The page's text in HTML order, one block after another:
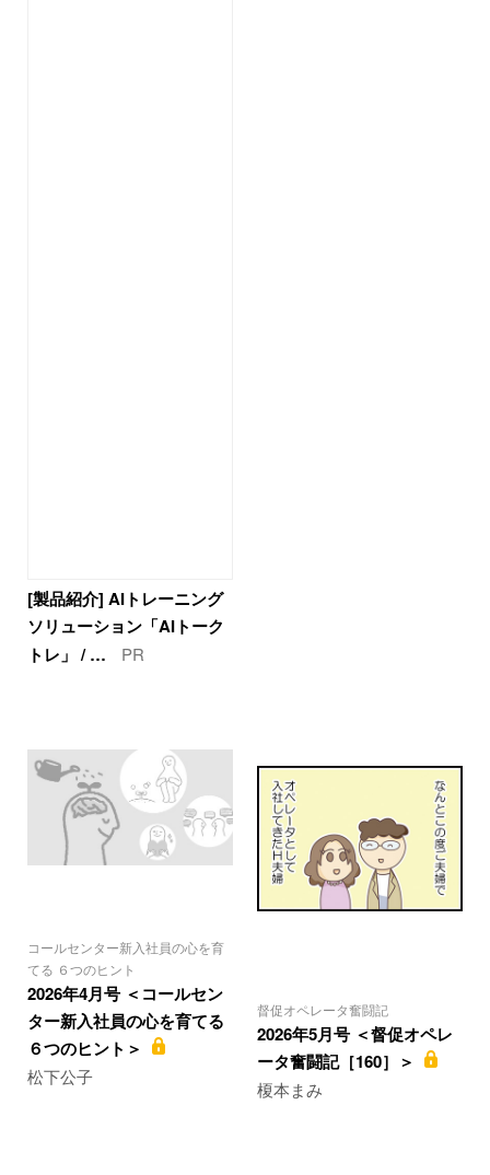
[製品紹介] AIトレーニング
ソリューション「AIトーク
トレ」 / …
PR
コールセンター新入社員の心を育
てる ６つのヒント
2026年4月号 ＜コールセン
ター新入社員の心を育てる
６つのヒント＞
松下公子
督促オペレータ奮闘記
2026年5月号 ＜督促オペレ
ータ奮闘記［160］＞
榎本まみ